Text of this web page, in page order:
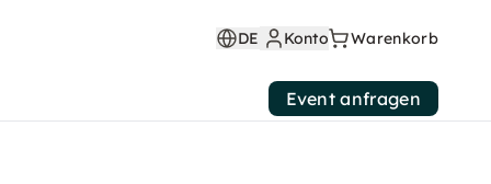
DE Konto Warenkorb
Event anfragen